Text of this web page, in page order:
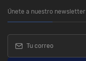
Únete a nuestro newsletter